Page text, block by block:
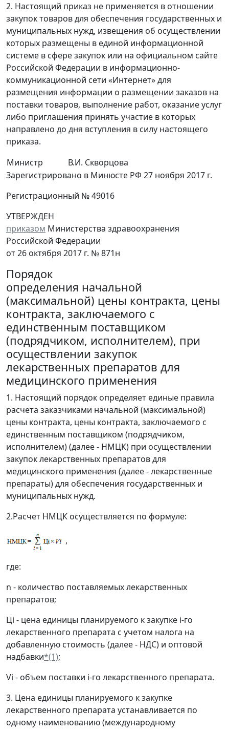
2. Настоящий приказ не применяется в отношении
закупок товаров для обеспечения государственных и
муниципальных нужд, извещения об осуществлении
которых размещены в единой информационной
системе в сфере закупок или на официальном сайте
Российской Федерации в информационно-
коммуникационной сети «Интернет» для
размещения информации о размещении заказов на
поставки товаров, выполнение работ, оказание услуг
либо приглашения принять участие в которых
направлено до дня вступления в силу настоящего
приказа.
Министр
В.И. Скворцова
Зарегистрировано в Минюсте РФ 27 ноября 2017 г.
Регистрационный № 49016
УТВЕРЖДЕН
приказом Министерства здравоохранения
Российской Федерации
от 26 октября 2017 г. № 871н
Порядок
определения начальной
(максимальной) цены контракта, цены
контракта, заключаемого с
единственным поставщиком
(подрядчиком, исполнителем), при
осуществлении закупок
лекарственных препаратов для
медицинского применения
1. Настоящий порядок определяет единые правила
расчета заказчиками начальной (максимальной)
цены контракта, цены контракта, заключаемого с
единственным поставщиком (подрядчиком,
исполнителем) (далее - НМЦК) при осуществлении
закупок лекарственных препаратов для
медицинского применения (далее - лекарственные
препараты) для обеспечения государственных и
муниципальных нужд.
2.Расчет НМЦК осуществляется по формуле:
,
где:
n - количество поставляемых лекарственных
препаратов;
Цi - цена единицы планируемого к закупке i-го
лекарственного препарата с учетом налога на
добавленную стоимость (далее - НДС) и оптовой
надбавки*(1);
Vi - объем поставки i-го лекарственного препарата.
3. Цена единицы планируемого к закупке
лекарственного препарата устанавливается по
одному наименованию (международному